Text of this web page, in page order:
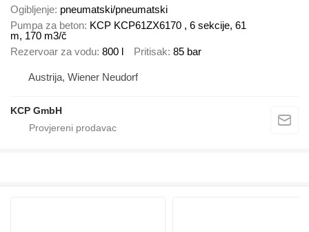
Ogibljenje pneumatski/pneumatski
Pumpa za beton KCP KCP61ZX6170 , 6 sekcije, 61
m, 170 m3/č
Rezervoar za vodu 800 l Pritisak 85 bar
Austrija, Wiener Neudorf
KCP GmbH